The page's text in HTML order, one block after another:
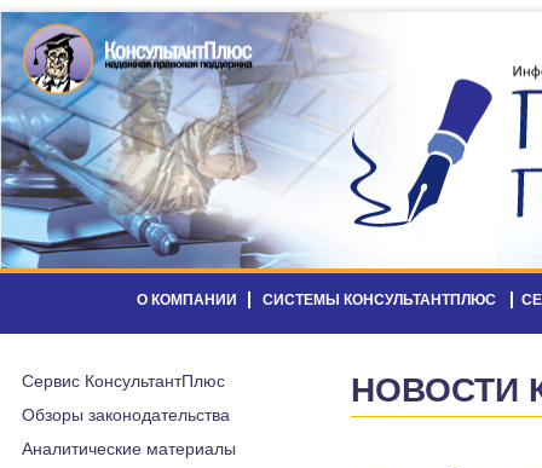
О КОМПАНИИ СИСТЕМЫ КОНСУЛЬТАНТПЛЮС
Сервис КонсультантПлюс
Обзоры законодательства
Аналитические материалы
НОВОСТИ